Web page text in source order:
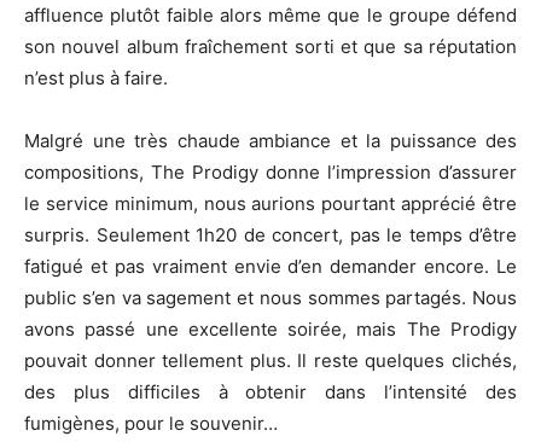
affluence plutôt faible alors même que le groupe défend
son nouvel album fraîchement sorti et que sa réputation
n’est plus à faire.
Malgré une très chaude ambiance et la puissance des
compositions, The Prodigy donne l’impression d’assurer
le service minimum, nous aurions pourtant apprécié être
surpris. Seulement 1h20 de concert, pas le temps d’être
fatigué et pas vraiment envie d’en demander encore. Le
public s’en va sagement et nous sommes partagés. Nous
avons passé une excellente soirée, mais The Prodigy
pouvait donner tellement plus. Il reste quelques clichés,
des plus difficiles à obtenir dans l’intensité des
fumigènes, pour le souvenir…